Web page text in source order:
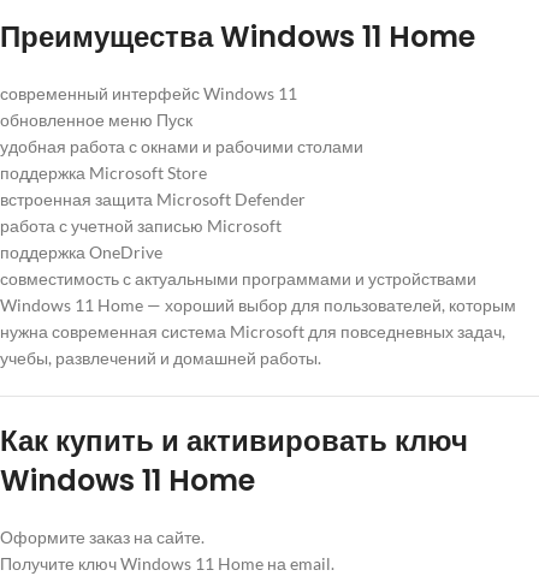
Преимущества Windows 11 Home
современный интерфейс Windows 11
обновленное меню Пуск
удобная работа с окнами и рабочими столами
поддержка Microsoft Store
встроенная защита Microsoft Defender
работа с учетной записью Microsoft
поддержка OneDrive
совместимость с актуальными программами и устройствами
Windows 11 Home — хороший выбор для пользователей, которым
нужна современная система Microsoft для повседневных задач,
учебы, развлечений и домашней работы.
Как купить и активировать ключ
Windows 11 Home
Оформите заказ на сайте.
Получите ключ Windows 11 Home на email.